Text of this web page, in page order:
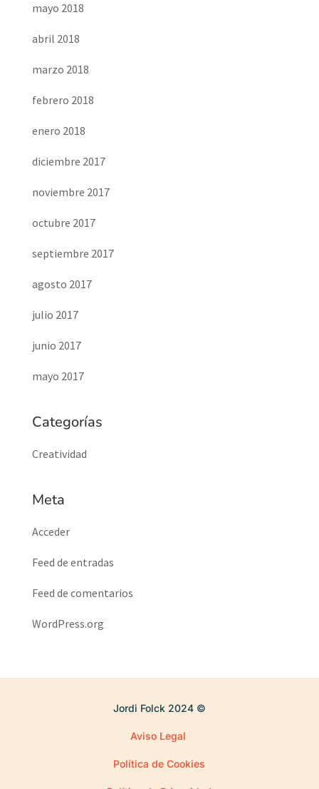
mayo 2018
abril 2018
marzo 2018
febrero 2018
enero 2018
diciembre 2017
noviembre 2017
octubre 2017
septiembre 2017
agosto 2017
julio 2017
junio 2017
mayo 2017
Categorías
Creatividad
Meta
Acceder
Feed de entradas
Feed de comentarios
WordPress.org
Jordi Folck 2024 ©
Aviso Legal
Política de Cookies